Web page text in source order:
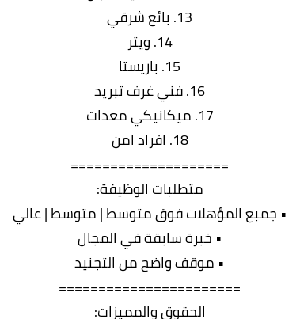
13. بائع شرقي
14. ويتر
15. باريستا
16. فني غرف تبريد
17. ميكانيكي معدات
18. افراد امن
====================
متطلبات الوظيفة:
• جمبع المؤهلات فوق متوسط | متوسط | عالي
• خبرة سابقة في المجال
• موقف واضح من التجنيد
=======================
الحقوق والمميزات: